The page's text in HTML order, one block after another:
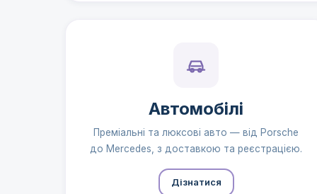
Автомобілі
Преміальні та люксові авто — від Porsche
до Mercedes, з доставкою та реєстрацією.
Дізнатися